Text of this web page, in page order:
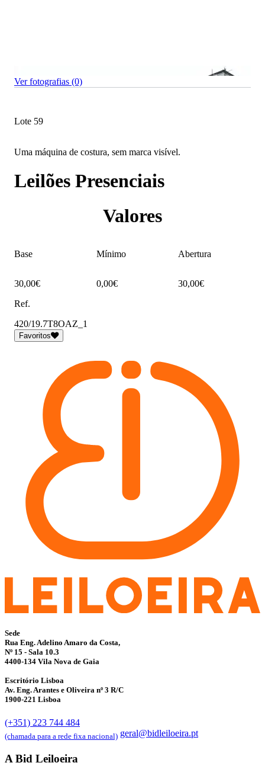
Ver fotografias (0)
Lote 59
Uma máquina de costura, sem marca visível.
Leilões Presenciais
Valores
Base Mínimo Abertura
30,00€ 0,00€
30,00€
Ref.
420/19.7T8OAZ_1
Favoritos
Sede
Rua Eng. Adelino Amaro da Costa,
Nº 15 - Sala 10.3
4400-134 Vila Nova de Gaia
Escritório Lisboa
Av. Eng. Arantes e Oliveira nº 3 R/C
1900-221 Lisboa
(+351) 223 744 484
(chamada para a rede fixa nacional) geral@bidleiloeira.pt
A Bid Leiloeira